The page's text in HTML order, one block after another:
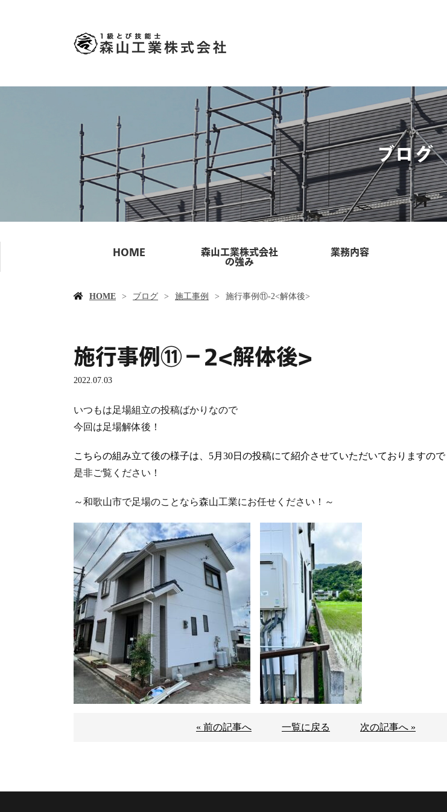
ブログ
HOME
森山工業株式会社
の強み
業務内容
HOME ブログ 施工事例 施行事例⑪‐2<解体後>
施行事例⑪‐2<解体後>
2022.07.03
いつもは足場組立の投稿ばかりなので
今回は足場解体後！
こちらの組み立て後の様子は、5月30日の投稿にて紹介させていただいておりますので
是非ご覧ください！
～和歌山市で足場のことなら森山工業にお任せください！～
« 前の記事へ 一覧に戻る 次の記事へ »